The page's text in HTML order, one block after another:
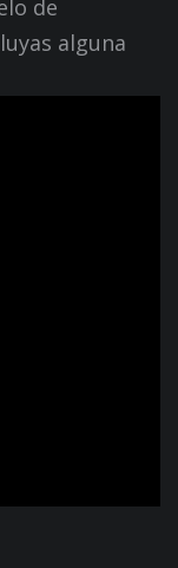
de
alguna